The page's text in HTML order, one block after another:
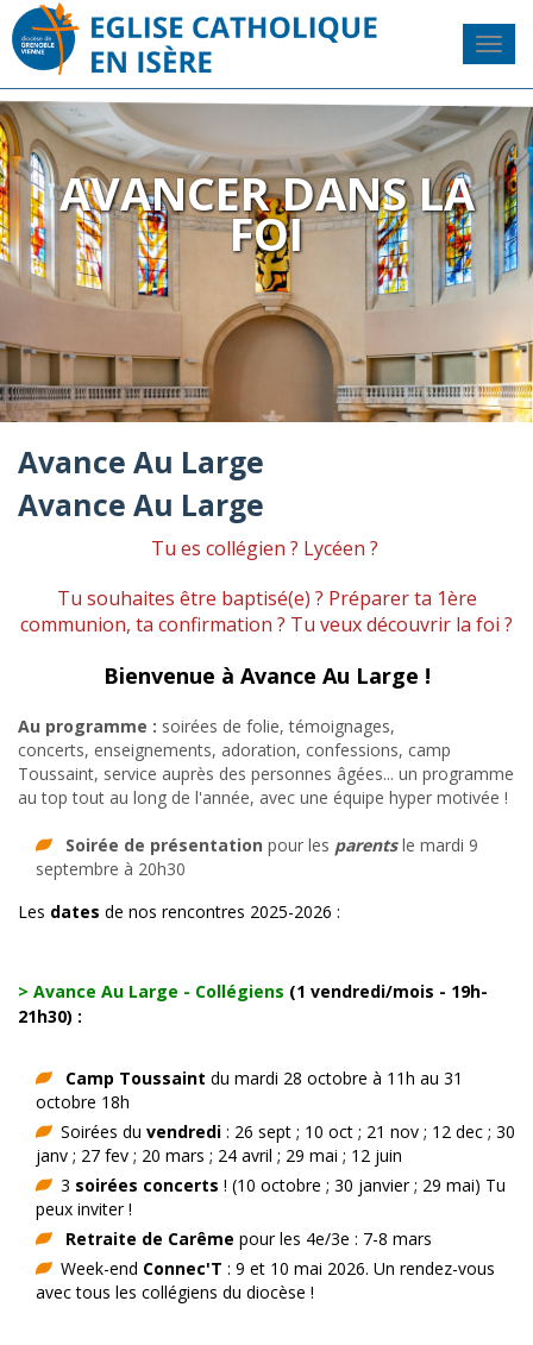
AVANCER DANS LA
FOI
Avance Au Large
Avance Au Large
Tu es collégien ? Lycéen ?
Tu souhaites être baptisé(e) ? Préparer ta 1ère
communion, ta confirmation ? Tu veux découvrir la foi ?
Bienvenue à Avance Au Large !
Au programme : soirées de folie, témoignages,
concerts, enseignements, adoration, confessions, camp
Toussaint, service auprès des personnes âgées... un programme
au top tout au long de l'année, avec une équipe hyper motivée !
Soirée de présentation pour les parentsle mardi 9
septembre à 20h30
Les dates de nos rencontres 2025-2026 :
> Avance Au Large - Collégiens (1 vendredi/mois - 19h-
21h30) :
Camp Toussaint du mardi 28 octobre à 11h au 31
octobre 18h
Soirées du vendredi : 26 sept ; 10 oct ; 21 nov ; 12 dec ; 30
janv ; 27 fev ; 20 mars ; 24 avril ; 29 mai ; 12 juin
3 soirées concerts ! (10 octobre ; 30 janvier ; 29 mai) Tu
peux inviter !
Retraite de Carême pour les 4e/3e : 7-8 mars
Week-end Connec'T : 9 et 10 mai 2026. Un rendez-vous
avec tous les collégiens du diocèse !